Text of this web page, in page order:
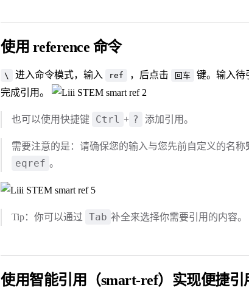
使用 reference 命令
\ 进入命令模式，输入 ref ，后点击 回车 键。输入待
完成引用。
也可以使用快捷键 Ctrl + ? 添加引用。
需要注意的是：请确保您的输入与您先前自定义的名称
eqref 。
Tip：你可以通过 Tab 补全来选择你需要引用的内容。
使用智能引用（smart-ref）实现便捷引